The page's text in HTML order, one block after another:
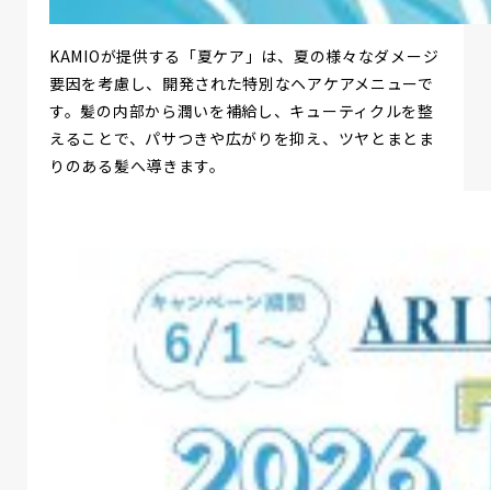
KAMIOが提供する「夏ケア」は、夏の様々なダメージ
要因を考慮し、開発された特別なヘアケアメニューで
す。髪の内部から潤いを補給し、キューティクルを整
えることで、パサつきや広がりを抑え、ツヤとまとま
りのある髪へ導きます。